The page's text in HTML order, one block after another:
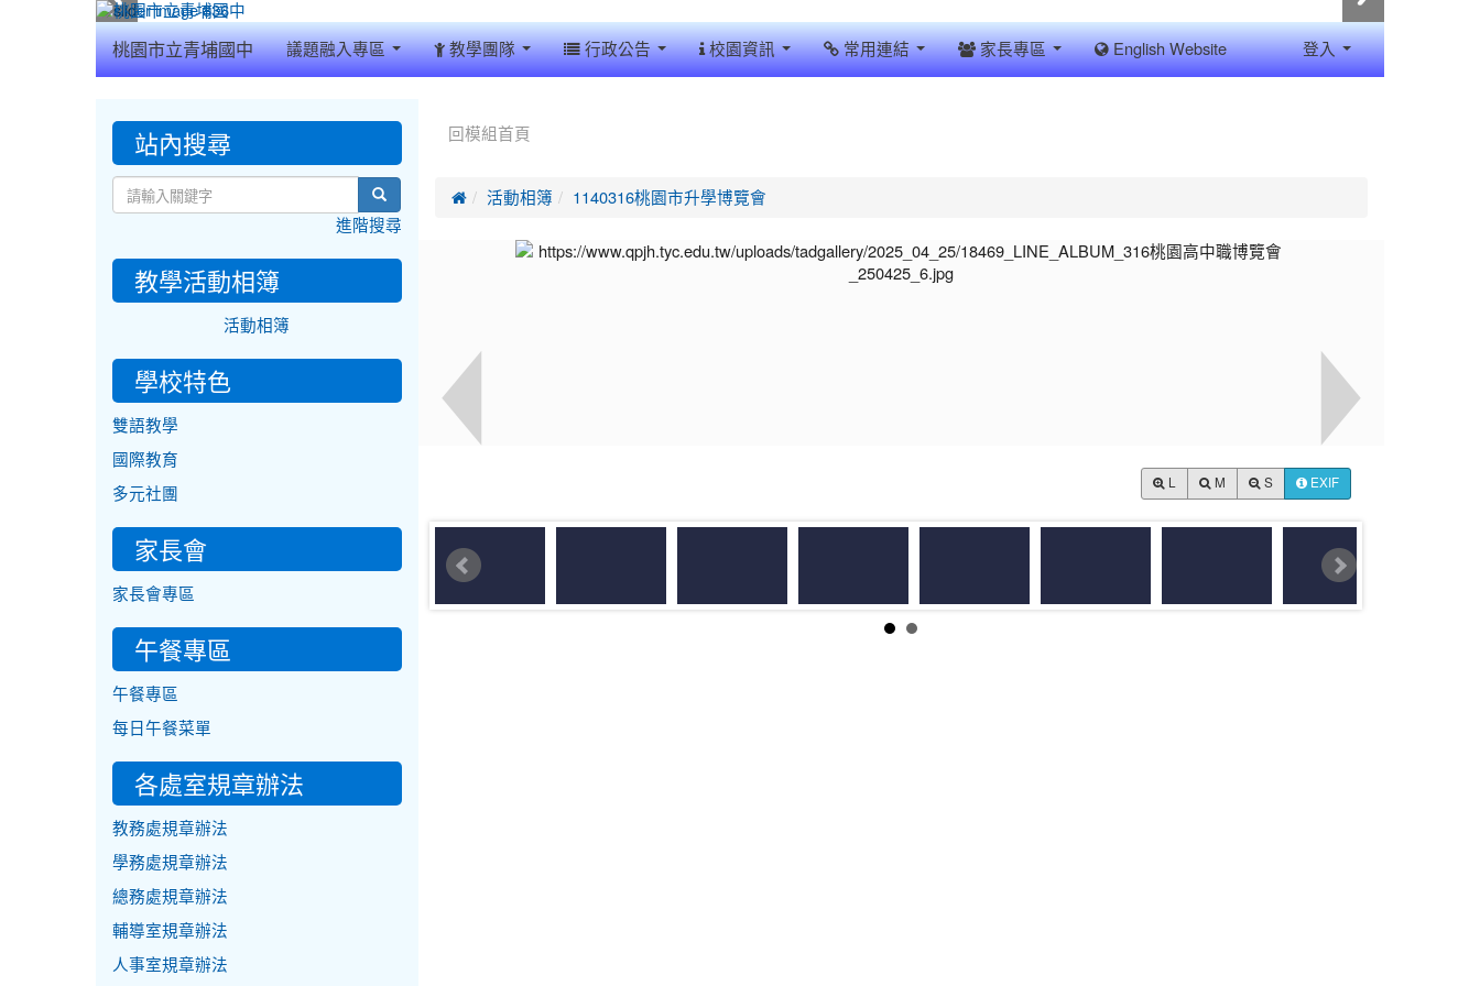
桃園市立青埔國中 議題融入專區 教學團隊 行政公告 校園資訊 常用連結 家長專區 English Website 登入
回模組首頁
 活動相簿 1140316桃園市升學博覽會
M S EXIF
::: 站內搜尋
search
進階搜尋
教學活動相簿
活動相簿
學校特色
雙語教學
國際教育
多元社團
家長會
家長會專區
午餐專區
午餐專區
每日午餐菜單
各處室規章辦法
教務處規章辦法
學務處規章辦法
總務處規章辦法
輔導室規章辦法
人事室規章辦法